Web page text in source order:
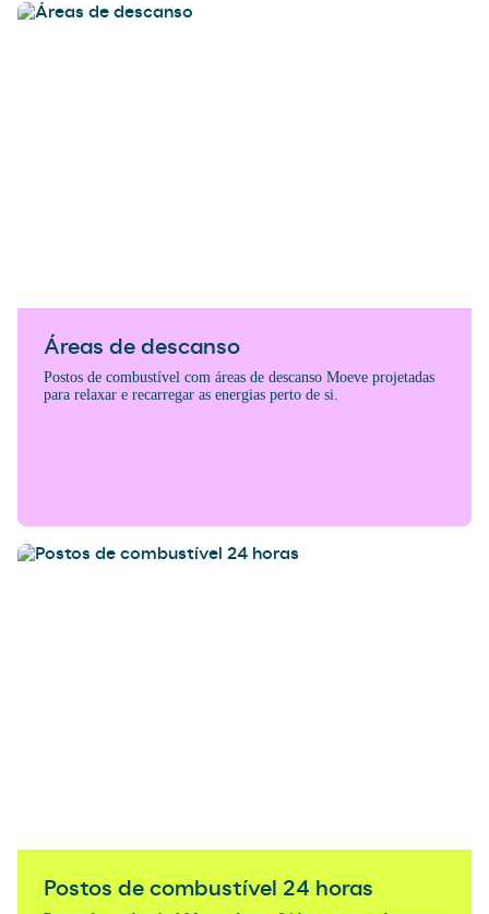
Áreas de descanso
Postos de combustível com áreas de descanso Moeve projetadas
para relaxar e recarregar as energias perto de si.
Postos de combustível 24 horas